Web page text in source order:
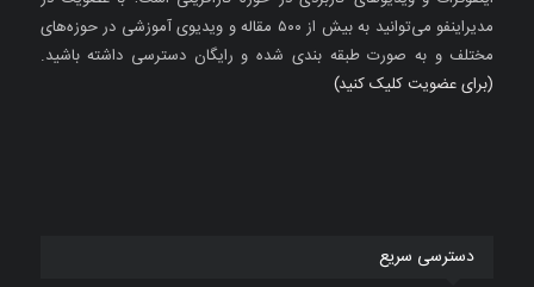
مدیراینفو می‌توانید به بیش از ۵۰۰ مقاله و ویدیوی آموزشی در حوزه‌های
مختلف و به صورت طبقه بندی شده و رایگان دسترسی داشته باشید.
(برای عضویت کلیک کنید)
دسترسی سریع